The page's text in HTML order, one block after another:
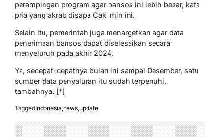
perampingan program agar bansos ini lebih besar, kata
pria yang akrab disapa Cak Imin ini.
Selain itu, pemerintah juga menargetkan agar data
penerimaan bansos dapat diselesaikan secara
menyeluruh pada akhir 2024.
Ya, secepat-cepatnya bulan ini sampai Desember, satu
sumber data penyaluran itu sudah terpenuhi,
tambahnya. [*]
TaggedIndonesia,news,update